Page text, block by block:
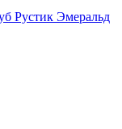
Рустик Эмеральд